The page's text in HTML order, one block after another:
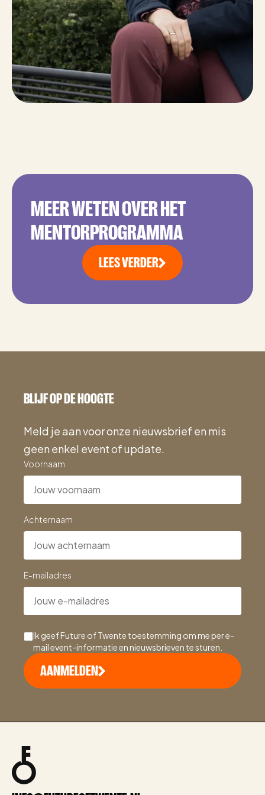
MEER WETEN OVER HET
MENTORPROGRAMMA
LEES VERDER
BLIJF OP DE HOOGTE
Meld je aan voor onze nieuwsbrief en mis
geen enkel event of update.
Voornaam
Achternaam
E-mailadres
Ik geef Future of Twente toestemming om me per e-
mail event-informatie en nieuwsbrieven te sturen.
AANMELDEN